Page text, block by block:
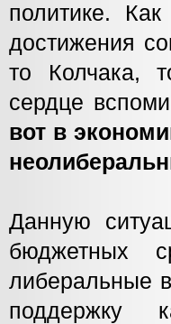
политике.
достижения
то Колчака,
сердце
вот в
Данную
бюджетных
либеральные
поддержку